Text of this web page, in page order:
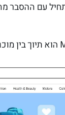
עם ההסבר